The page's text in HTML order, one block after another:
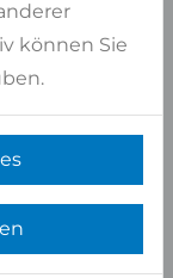
können Sie